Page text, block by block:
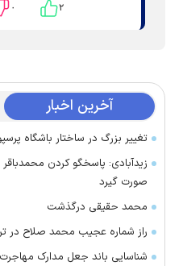
۲ ۰
آخرین اخبار
تغییر بزرگ در ساختار باشگاه
زیدآبادی: پاسخگو کردن
صورت گیرد
محمد حقیقی درگذشت
راز شماره عجیب محمد صلاح در